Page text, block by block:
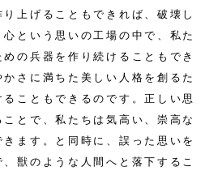
上げることもできれば、破壊し
という思いの工場の中で、私た
の兵器を作り続けることもでき
さに満ちた美しい人格を創るた
こともできるのです。正しい思
とで、私たちは気高い、崇高な
ます。と同時に、誤った思いを
獣のような人間へと落下するこ